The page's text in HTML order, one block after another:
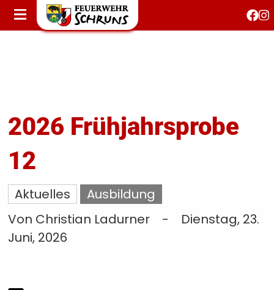
STARTSEITE
AKTUELLES
2026 Frühjahrsprobe
12
Aktuelles
Ausbildung
Von Christian Ladurner
-
Dienstag, 23.
Juni, 2026